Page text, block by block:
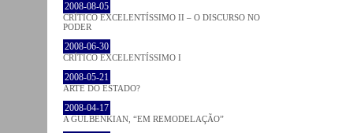
2008-08-05
CRÍTICO EXCELENTÍSSIMO II – O DISCURSO NO
PODER
2008-06-30
CRÍTICO EXCELENTÍSSIMO I
2008-05-21
ARTE DO ESTADO?
2008-04-17
A GULBENKIAN, “EM REMODELAÇÃO”